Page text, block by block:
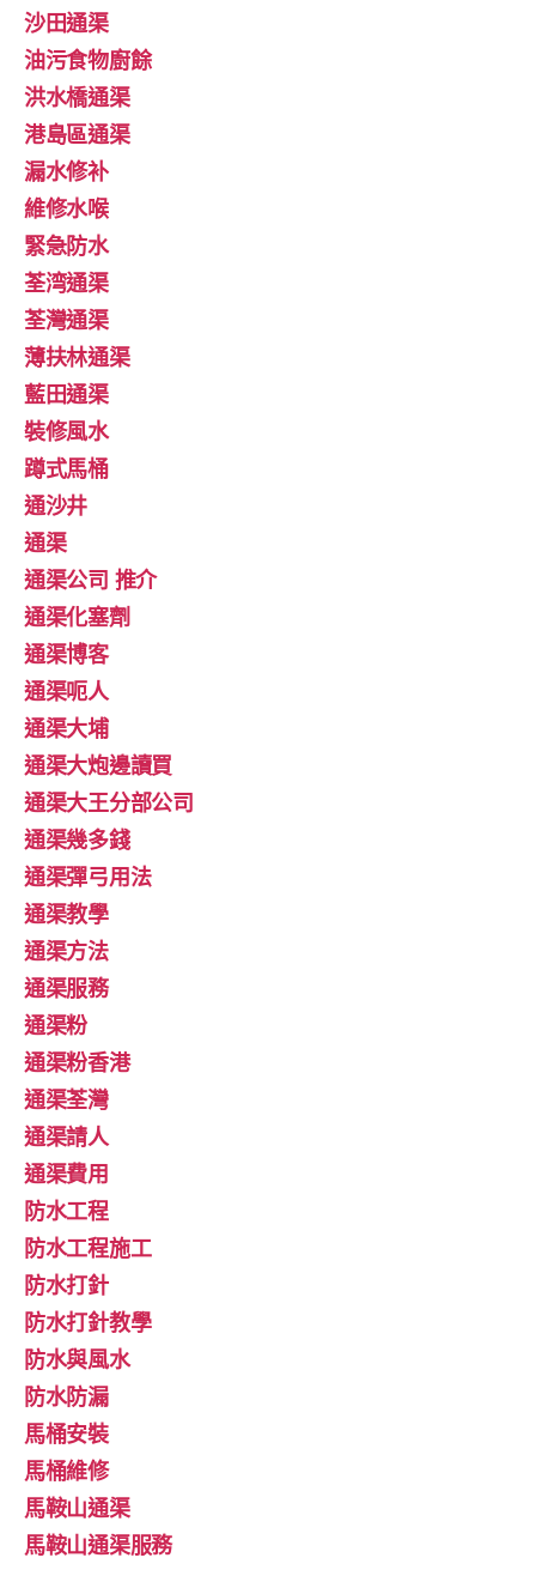
沙田通渠
油污食物廚餘
洪水橋通渠
港島區通渠
漏水修补
維修水喉
緊急防水
荃湾通渠
荃灣通渠
薄扶林通渠
藍田通渠
裝修風水
蹲式馬桶
通沙井
通渠
通渠公司 推介
通渠化塞劑
通渠博客
通渠呃人
通渠大埔
通渠大炮邊讀買
通渠大王分部公司
通渠幾多錢
通渠彈弓用法
通渠教學
通渠方法
通渠服務
通渠粉
通渠粉香港
通渠荃灣
通渠請人
通渠費用
防水工程
防水工程施工
防水打針
防水打針教學
防水與風水
防水防漏
馬桶安裝
馬桶維修
馬鞍山通渠
馬鞍山通渠服務